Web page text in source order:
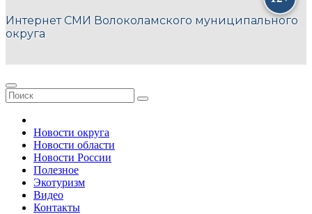
Интернет СМИ Волоколамского муниципального
округа
Новости округа
Новости области
Новости России
Полезное
Экотуризм
Видео
Контакты